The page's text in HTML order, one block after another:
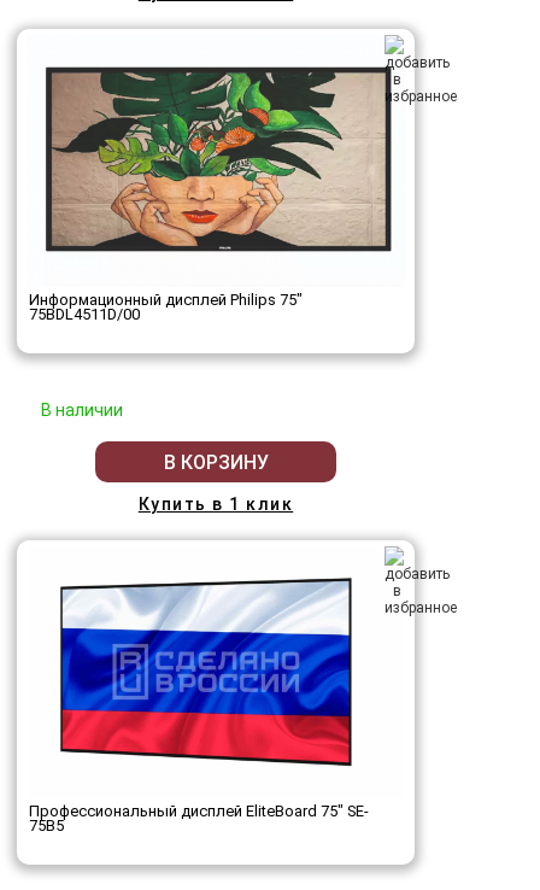
Информационный дисплей Philips 75"
75BDL4511D/00
В наличии
В КОРЗИНУ
Купить в 1 клик
Профессиональный дисплей EliteBoard 75" SE-
75B5